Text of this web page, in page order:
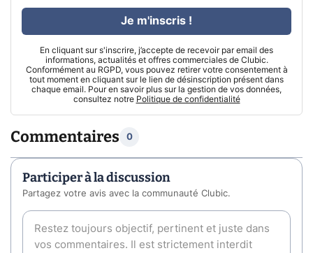
En cliquant sur s'inscrire, j’accepte de recevoir par email des
informations, actualités et offres commerciales de Clubic.
Conformément au RGPD, vous pouvez retirer votre consentement à
tout moment en cliquant sur le lien de désinscription présent dans
chaque email. Pour en savoir plus sur la gestion de vos données,
consultez notre Politique de confidentialité
Je m'inscris !
Commentaires 0
Participer à la discussion
Partagez votre avis avec la communauté Clubic.